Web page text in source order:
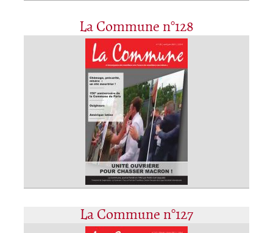
La Commune n°128
La Commune n°127